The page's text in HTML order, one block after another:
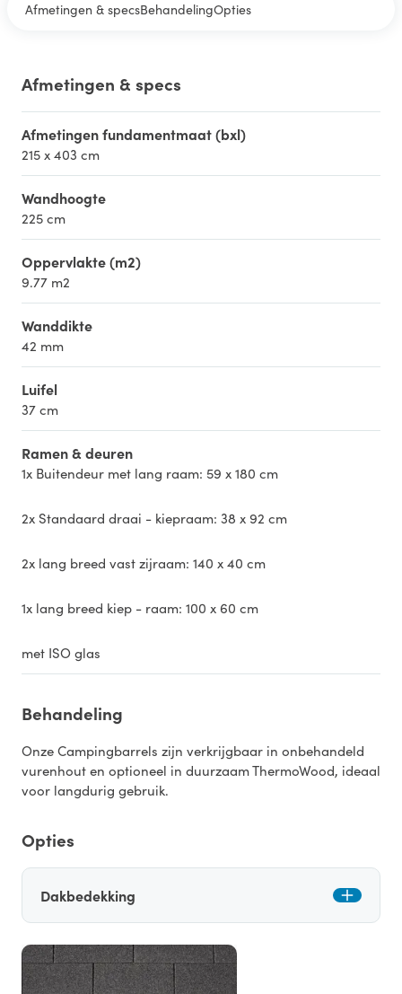
Afmetingen & specsBehandelingOpties
Afmetingen & specs
Afmetingen fundamentmaat (bxl)
215 x 403 cm
Wandhoogte
225 cm
Oppervlakte (m2)
9.77 m2
Wanddikte
42 mm
Luifel
37 cm
Ramen & deuren
1x Buitendeur met lang raam: 59 x 180 cm
2x Standaard draai - kiepraam: 38 x 92 cm
2x lang breed vast zijraam: 140 x 40 cm
1x lang breed kiep - raam: 100 x 60 cm
met ISO glas
Behandeling
Onze Campingbarrels zijn verkrijgbaar in onbehandeld
vurenhout en optioneel in duurzaam ThermoWood, ideaal
voor langdurig gebruik.
Opties
Dakbedekking